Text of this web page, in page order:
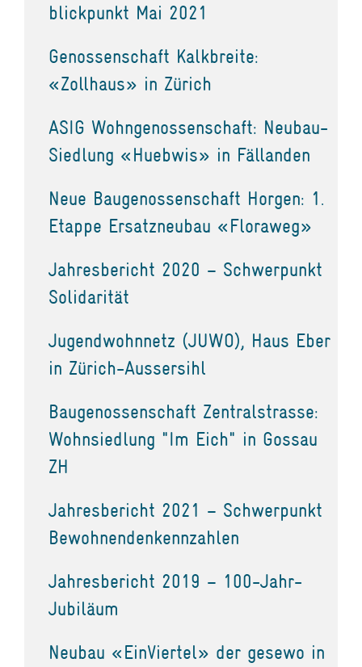
blickpunkt Mai 2021
Genossenschaft Kalkbreite:
«Zollhaus» in Zürich
ASIG Wohngenossenschaft: Neubau-
Siedlung «Huebwis» in Fällanden
Neue Baugenossenschaft Horgen: 1.
Etappe Ersatzneubau «Floraweg»
Jahresbericht 2020 – Schwerpunkt
Solidarität
Jugendwohnnetz (JUWO), Haus Eber
in Zürich-Aussersihl
Baugenossenschaft Zentralstrasse:
Wohnsiedlung "Im Eich" in Gossau
ZH
Jahresbericht 2021 – Schwerpunkt
Bewohnendenkennzahlen
Jahresbericht 2019 – 100-Jahr-
Jubiläum
Neubau «EinViertel» der gesewo in